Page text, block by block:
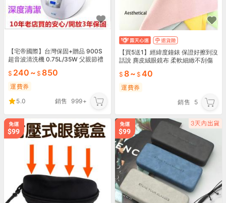
【宅帝國際】台灣保固+贈品 900S
超音波清洗機 0.75L/35W 父親節禮
240 ~ 850
運費券
5.0
銷售 999+
【買5送1】經緯度鐘錶 保證好擦到沒
話說 麂皮絨眼鏡布 柔軟細緻不刮傷
螢幕擦拭布
8~ 40
運費券
銷售
5